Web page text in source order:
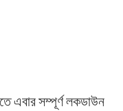
এবার সম্পূর্ণ লকডাউন